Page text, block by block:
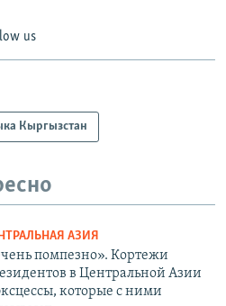
us
Кыргызстан
АЗИЯ
помпезно». Кортежи
в Центральной Азии
которые с ними